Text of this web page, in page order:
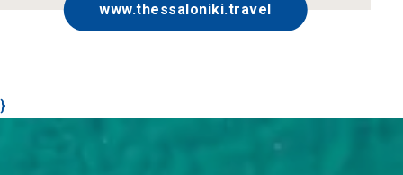
www.thessaloniki.travel
}